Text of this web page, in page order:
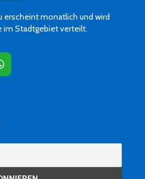
erscheint monatlich und wird
im Stadtgebiet verteilt.